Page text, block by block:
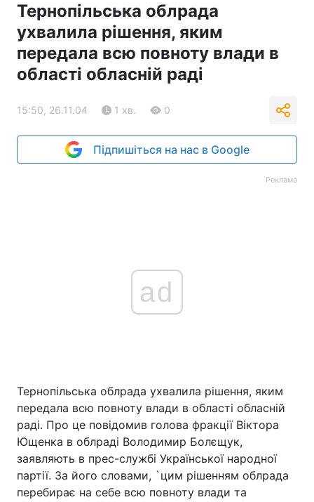
Тернопільська облрада
ухвалила рішення, яким
передала всю повноту влади в
області обласній раді
15:50, 26.11.04 1 хв. 0
Підпишіться на нас в Google
Реклама
ad
Тернопільська облрада ухвалила рішення, яким
передала всю повноту влади в області обласній
раді. Про це повідомив голова фракції Віктора
Ющенка в облраді Володимир Болєщук,
заявляють в прес-службі Української народної
партії. За його словами, `цим рішенням облрада
перебирає на себе всю повноту влади та